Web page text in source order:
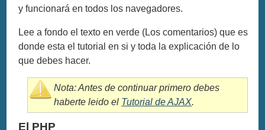
y funcionará en todos los navegadores.
Lee a fondo el texto en verde (Los comentarios) que es
donde esta el tutorial en si y toda la explicación de lo
que debes hacer.
Nota:Antes de continuar primero debes
haberte leido el Tutorial de AJAX.
El PHP